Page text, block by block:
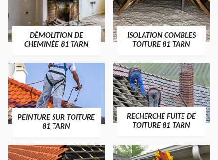
DÉMOLITION DE
CHEMINÉE 81 TARN
ISOLATION COMBLES
TOITURE 81 TARN
PEINTURE SUR TOITURE
81 TARN
RECHERCHE FUITE DE
TOITURE 81 TARN